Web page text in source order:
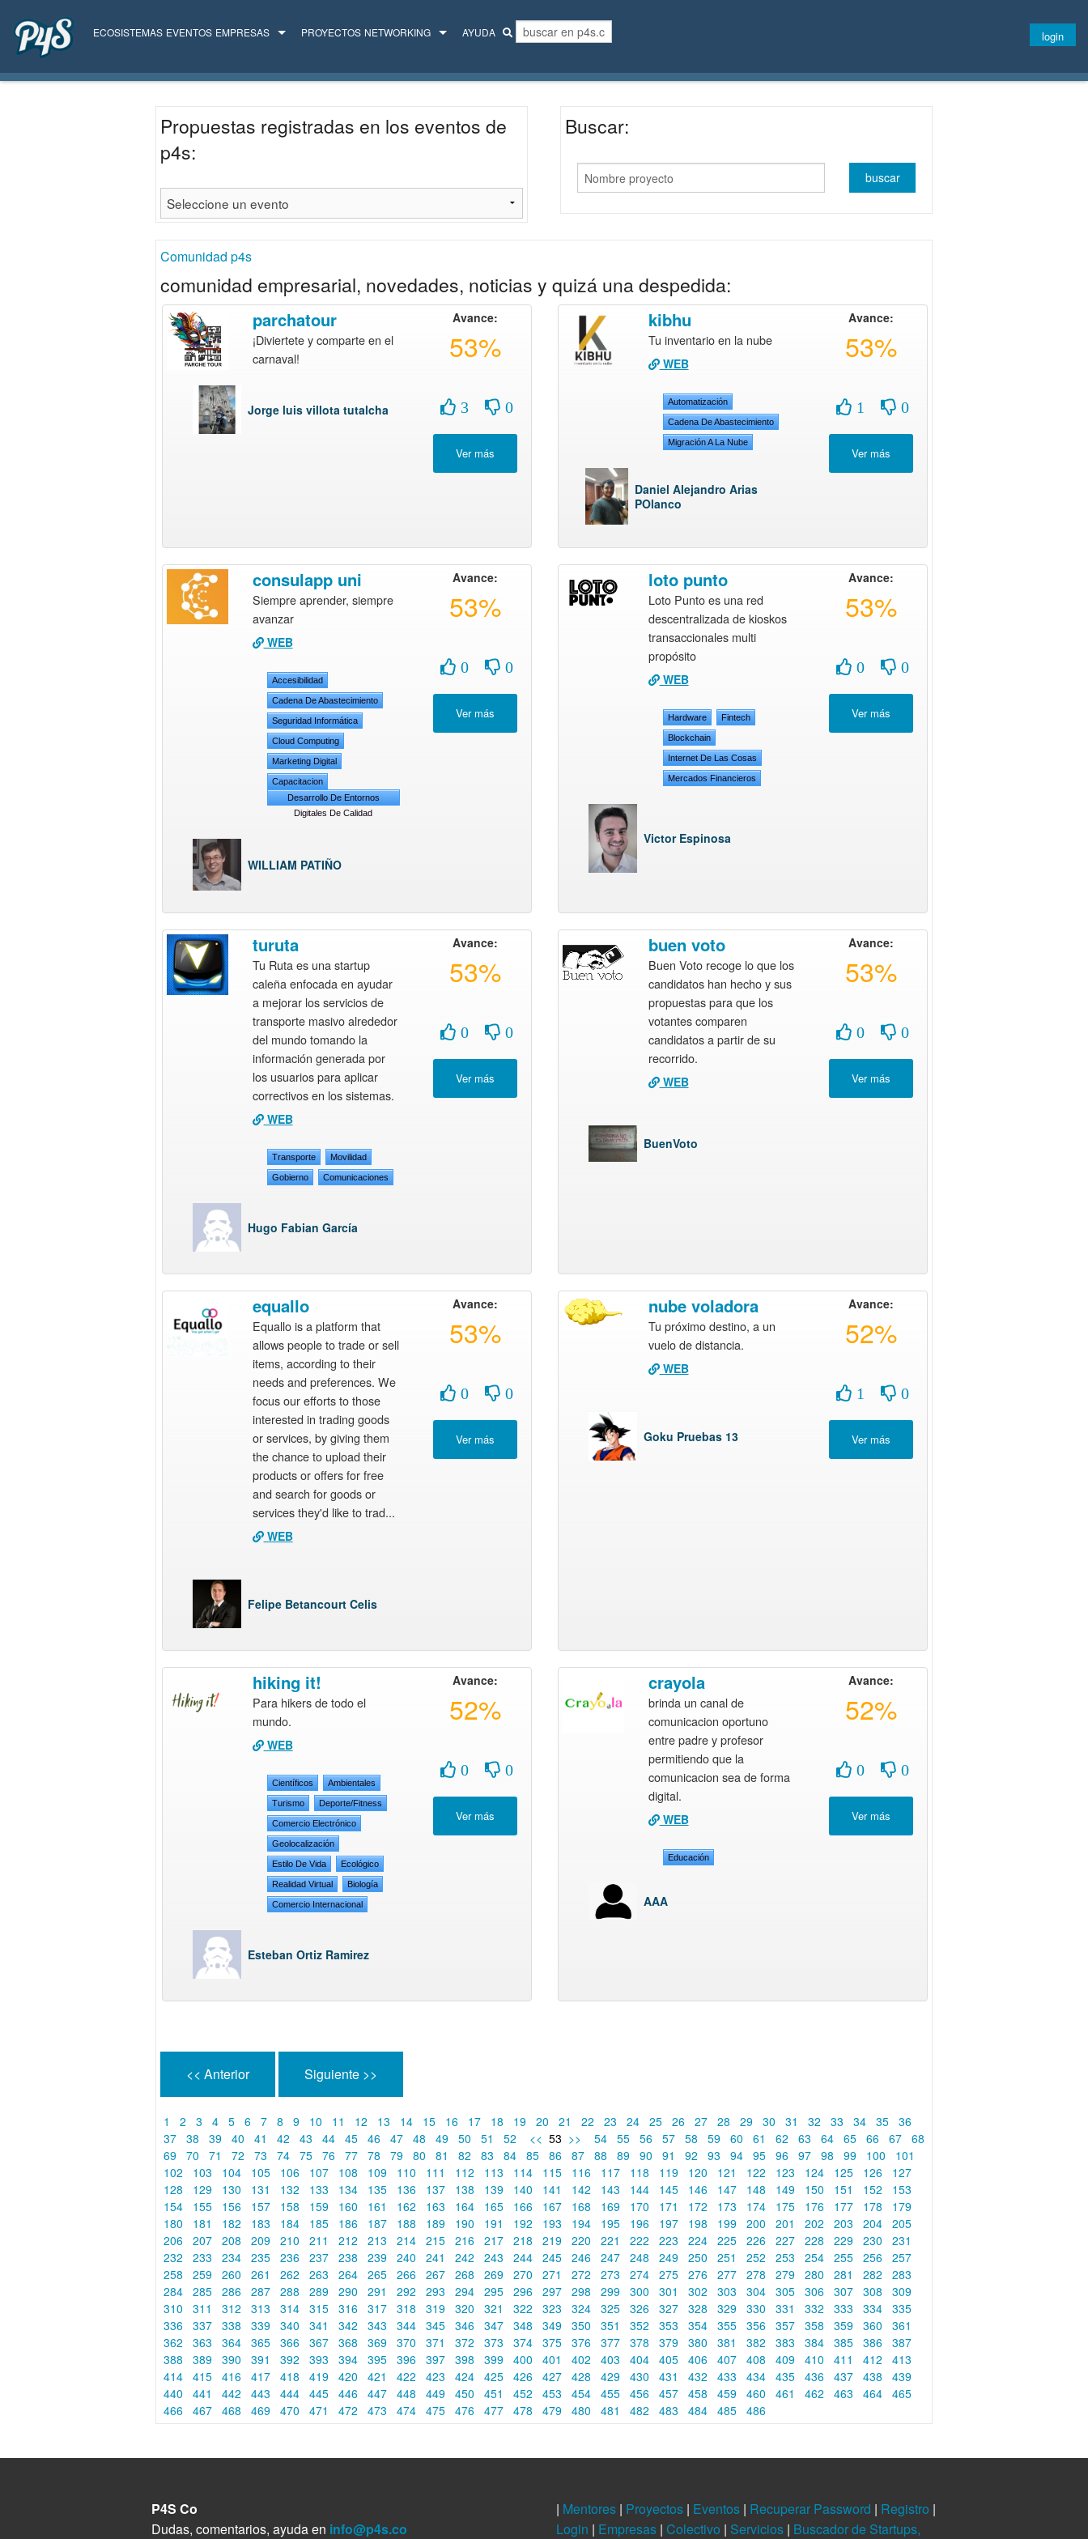
ECOSISTEMAS EVENTOS EMPRESAS PROYECTOS NETWORKING AYUDA login
Propuestas registradas en los eventos de
p4s:
Buscar:
Comunidad p4s
comunidad empresarial, novedades, noticias y quizá una despedida:
parchatour
¡Diviertete y comparte en el
carnaval!
Jorge luis villota tutalcha
Avance:
53%
3 0
kibhu
Tu inventario en la nube
WEB
Automatización
Cadena De Abastecimiento
Migración A La Nube
Daniel Alejandro Arias
POlanco
Avance:
53%
1 0
consulapp uni
Siempre aprender, siempre
avanzar
WEB
Accesibilidad
Cadena De Abastecimiento
Seguridad Informática
Cloud Computing
Marketing Digital
Capacitacion
Desarrollo De Entornos
Digitales De Calidad
WILLIAM PATIÑO
Avance:
53%
0 0
loto punto
Loto Punto es una red
descentralizada de kioskos
transaccionales multi
propósito
WEB
Hardware Fintech
Blockchain
Internet De Las Cosas
Mercados Financieros
Victor Espinosa
Avance:
53%
0 0
turuta
Tu Ruta es una startup
caleña enfocada en ayudar
a mejorar los servicios de
transporte masivo alrededor
del mundo tomando la
información generada por
los usuarios para aplicar
correctivos en los sistemas.
WEB
Transporte Movilidad
Gobierno Comunicaciones
Hugo Fabian García
Avance:
53%
0 0
buen voto
Buen Voto recoge lo que los
candidatos han hecho y sus
propuestas para que los
votantes comparen
candidatos a partir de su
recorrido.
WEB
BuenVoto
Avance:
53%
0 0
equallo
Equallo is a platform that
allows people to trade or sell
items, according to their
needs and preferences. We
focus our efforts to those
interested in trading goods
or services, by giving them
the chance to upload their
products or offers for free
and search for goods or
services they'd like to trad...
WEB
Felipe Betancourt Celis
Avance:
53%
0 0
nube voladora
Tu próximo destino, a un
vuelo de distancia.
WEB
Goku Pruebas 13
Avance:
52%
1 0
hiking it!
Para hikers de todo el
mundo.
WEB
Científicos Ambientales
Turismo Deporte/Fitness
Comercio Electrónico
Geolocalización
Estilo De Vida Ecológico
Realidad Virtual Biología
Comercio Internacional
Esteban Ortiz Ramirez
Avance:
52%
0 0
crayola
brinda un canal de
comunicacion oportuno
entre padre y profesor
permitiendo que la
comunicacion sea de forma
digital.
WEB
Educación
AAA
Avance:
52%
0 0
<< Anterior Siguiente >>
1 2 3 4 5 6 7 8 9 10 11 12 13 14 15 16 17 18 19 20 21 22 23 24 25 26 27 28 29 30 31 32 33 34 35 36
37 38 39 40 41 42 43 44 45 46 47 48 49 50 51 52 << 53 >> 54 55 56 57 58 59 60 61 62 63 64 65 66 67 68
69 70 71 72 73 74 75 76 77 78 79 80 81 82 83 84 85 86 87 88 89 90 91 92 93 94 95 96 97 98 99 100
101
102
103 104 105 106 107 108 109 110 111 112 113 114 115 116 117 118 119 120 121 122 123 124 125 126
127
128
129 130 131 132 133 134 135 136 137 138 139 140 141 142 143 144 145 146 147 148 149 150 151 152
153
154
155 156 157 158 159 160 161 162 163 164 165 166 167 168 169 170 171 172 173 174 175 176 177 178
179
180
181 182 183 184 185 186 187 188 189 190 191 192 193 194 195 196 197 198 199 200 201 202 203 204 205
206 207 208 209 210 211 212 213 214 215 216 217 218 219 220 221 222 223 224 225 226 227 228 229 230
231
232
233 234 235 236 237 238 239 240 241 242 243 244 245 246 247 248 249 250 251 252 253 254 255 256 257
258
259 260 261 262 263 264 265 266 267 268 269 270 271 272 273 274 275 276 277 278 279 280 281 282
283
284 285 286 287 288 289 290 291 292 293 294 295 296 297 298 299 300 301 302 303 304 305 306 307 308
309
310
311 312 313 314 315 316 317 318 319 320 321 322 323 324 325 326 327 328 329 330 331 332 333 334 335
336 337 338 339 340 341 342 343 344 345 346 347 348 349 350 351 352 353 354 355 356 357 358 359 360
361
362
363 364 365 366 367 368 369 370 371 372 373 374 375 376 377 378 379 380 381 382 383 384 385 386 387
388
389 390 391 392 393 394 395 396 397 398 399 400 401 402 403 404 405 406 407 408 409 410 411 412
413
414 415 416 417 418 419 420 421 422 423 424 425 426 427 428 429 430 431 432 433 434 435 436 437 438
439
440
441 442 443 444 445 446 447 448 449 450 451 452 453 454 455 456 457 458 459 460 461 462 463 464 465
466 467 468 469 470 471 472 473 474 475 476 477 478 479 480 481 482 483 484 485 486
P4S Co
Dudas, comentarios, ayuda en info@p4s.co
| Mentores | Proyectos | Eventos | Recuperar Password | Registro |
Login | Empresas | Colectivo | Servicios | Buscador de Startups,